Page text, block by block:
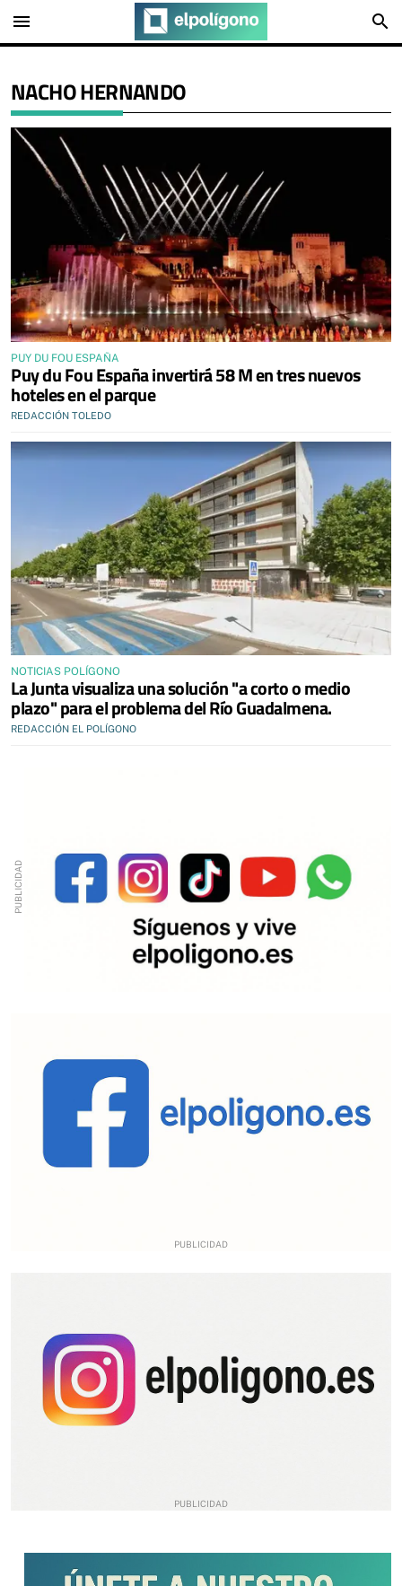
menu search
NACHO HERNANDO
PUY DU FOU ESPAÑA
Puy du Fou España invertirá 58 M en tres nuevos
hoteles en el parque
REDACCIÓN TOLEDO
NOTICIAS POLÍGONO
La Junta visualiza una solución "a corto o medio
plazo" para el problema del Río Guadalmena.
REDACCIÓN EL POLÍGONO